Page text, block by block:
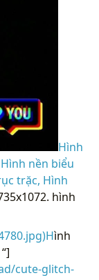
nền biểu
trặc, Hình
hình
cute-glitch-